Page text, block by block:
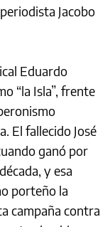
Jacobo
Eduardo
“la Isla”, frente
El fallecido José
ganó por
y esa
porteño la
campaña contra